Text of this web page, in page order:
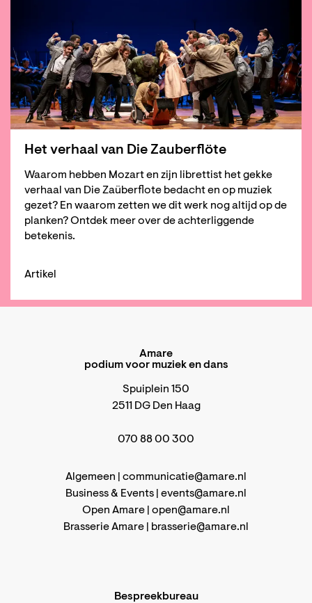
Het verhaal van Die Zauberflöte
Waarom hebben Mozart en zijn librettist het gekke
verhaal van Die Zaüberflote bedacht en op muziek
gezet? En waarom zetten we dit werk nog altijd op de
planken? Ontdek meer over de achterliggende
betekenis.
Artikel
Amare
podium voor muziek en dans
Spuiplein 150
2511 DG Den Haag
070 88 00 300
Algemeen | communicatie@amare.nl
Business & Events | events@amare.nl
Open Amare | open@amare.nl
Brasserie Amare |
brasserie@amare.nl
Bespreekbureau